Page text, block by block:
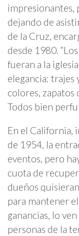
impresionantes,
dejando de
de la Cruz,
desde 1980.
fueran a la
elegancia: trajes
colores, zapatos
Todos bien
En el California,
de 1954, la
eventos, pero
cuota de
dueños
para mantener
ganancias, lo
personas de la